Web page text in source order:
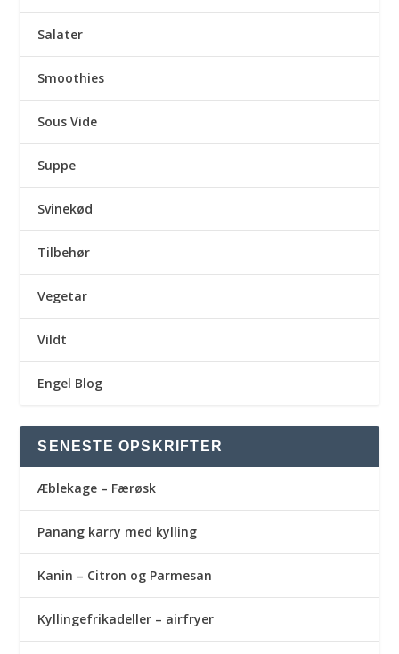
Salater
Smoothies
Sous Vide
Suppe
Svinekød
Tilbehør
Vegetar
Vildt
Engel Blog
SENESTE OPSKRIFTER
Æblekage – Færøsk
Panang karry med kylling
Kanin – Citron og Parmesan
Kyllingefrikadeller – airfryer